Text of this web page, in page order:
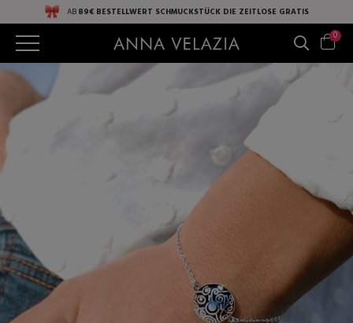
AB89€ BESTELLWERT SCHMUCKSTÜCK DIE ZEITLOSE GRATIS
0